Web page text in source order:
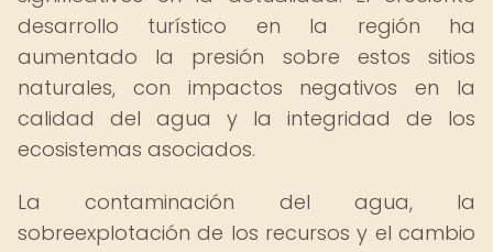
desarrollo turístico en la región ha
aumentado la presión sobre estos sitios
naturales, con impactos negativos en la
calidad del agua y la integridad de los
ecosistemas asociados.
La contaminación del agua, la
sobreexplotación de los recursos y el cambio